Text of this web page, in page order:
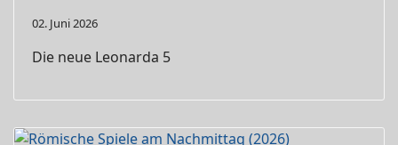
02. Juni 2026
Die neue Leonarda 5